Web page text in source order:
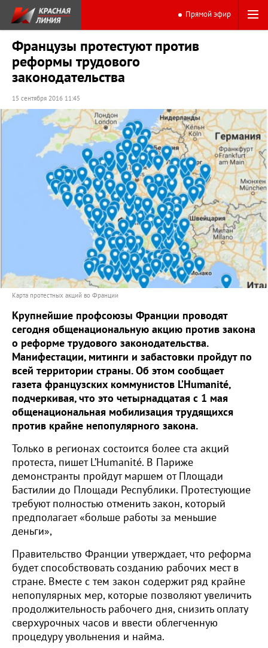
Прямой эфир
Французы протестуют против
реформы трудового
законодательства
15 сентября 2016 11:45
Карта протестных акций во Франции
Крупнейшие профсоюзы Франции проводят
сегодня общенациональную акцию против закона
о реформе трудового законодательства.
Манифестации, митинги и забастовки пройдут по
всей территории страны. Об этом сообщает
газета французских коммунистов L’Humanité,
подчеркивая, что это четырнадцатая с 1 мая
общенациональная мобилизация трудящихся
против крайне непопулярного закона.
Только в регионах состоится более ста акций
протеста, пишет L’Humanité. В Париже
демонстранты пройдут маршем от Площади
Бастилии до Площади Республики. Протестующие
требуют полностью отменить закон, который
предполагает «больше работы за меньшие
деньги»,
Правительство Франции утверждает, что реформа
будет способствовать созданию рабочих мест в
стране. Вместе с тем закон содержит ряд крайне
непопулярных мер, которые позволяют увеличить
продолжительность рабочего дня, снизить оплату
сверхурочных часов и ввести облегченную
процедуру увольнения и найма.